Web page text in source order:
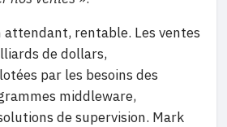
attendant, rentable. Les ventes
de dollars,
par les besoins des
middleware,
de supervision. Mark